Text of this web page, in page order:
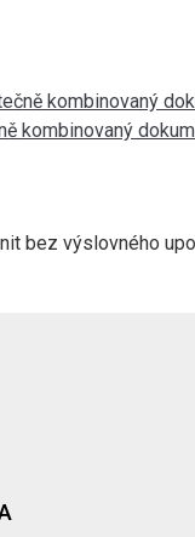
kombinovaný
kombinovaný
bez výslovného